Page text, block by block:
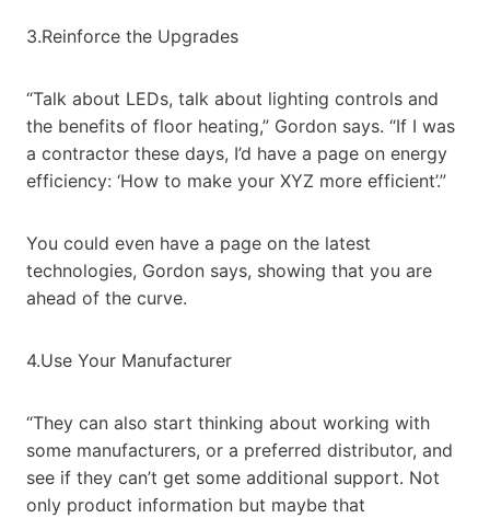
3.Reinforce the Upgrades
“Talk about LEDs, talk about lighting controls and
the benefits of floor heating,” Gordon says. “If I was
a contractor these days, I’d have a page on energy
efficiency: ‘How to make your XYZ more efficient’.”
You could even have a page on the latest
technologies, Gordon says, showing that you are
ahead of the curve.
4.Use Your Manufacturer
“They can also start thinking about working with
some manufacturers, or a preferred distributor, and
see if they can’t get some additional support. Not
only product information but maybe that